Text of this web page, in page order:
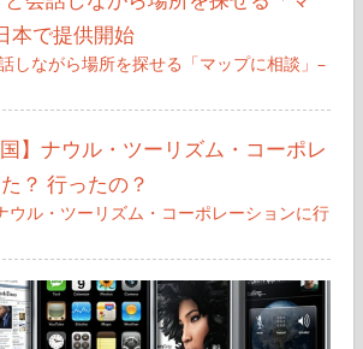
しながら場所を探せる「マップに相談」–
ウル・ツーリズム・コーポレーションに行